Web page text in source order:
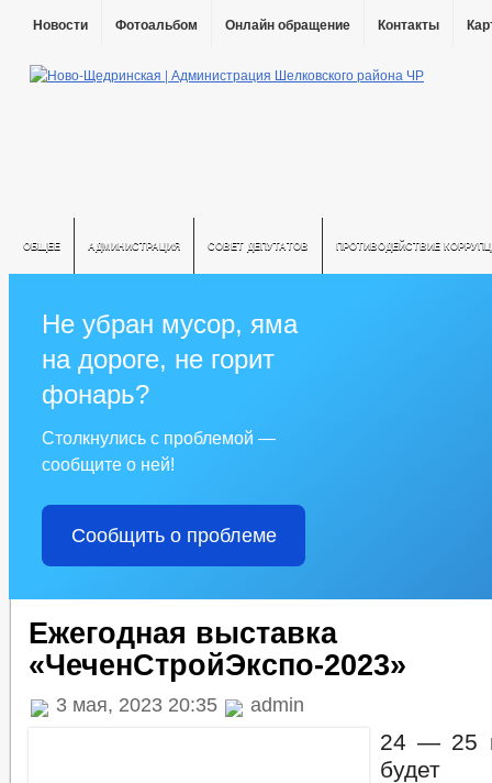
Новости Фотоальбом Онлайн обращение Контакты
ОБЩЕЕ АДМИНИСТРАЦИЯ СОВЕТ ДЕПУТАТОВ ПРОТИВОДЕЙСТВИЕ
Не убран мусор, яма
на дороге, не горит
фонарь?
Столкнулись с проблемой —
сообщите о ней!
Сообщить о проблеме
Ежегодная выставка
«ЧеченСтройЭкспо-2023»
3 мая, 2023 20:35 admin
24 — 25
будет